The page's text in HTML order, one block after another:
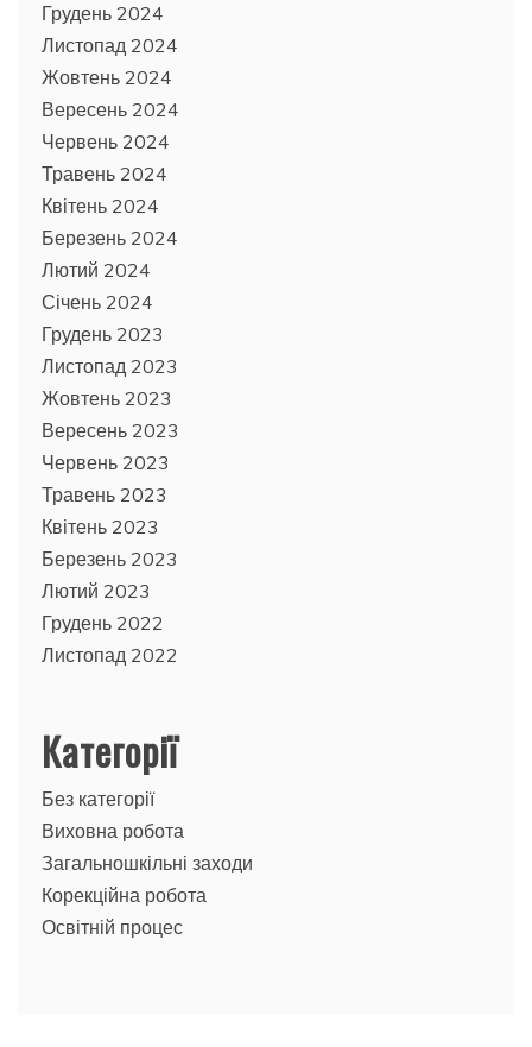
Грудень 2024
Листопад 2024
Жовтень 2024
Вересень 2024
Червень 2024
Травень 2024
Квітень 2024
Березень 2024
Лютий 2024
Січень 2024
Грудень 2023
Листопад 2023
Жовтень 2023
Вересень 2023
Червень 2023
Травень 2023
Квітень 2023
Березень 2023
Лютий 2023
Грудень 2022
Листопад 2022
Категорії
Без категорії
Виховна робота
Загальношкільні заходи
Корекційна робота
Освітній процес